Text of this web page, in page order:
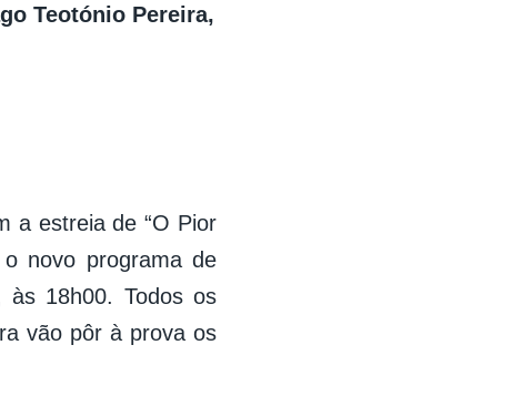
Teotónio Pereira,
a estreia de “O Pior
novo programa de
18h00. Todos os
vão pôr à prova os